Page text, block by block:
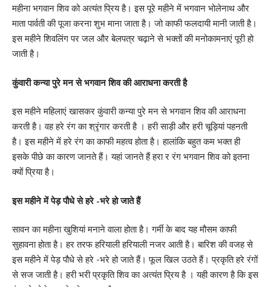
महीना भगवान शिव को अत्यंत प्रिय है। इस पूरे महीने में भगवान भोलेनाथ और
माता पार्वती की पूजा करना शुभ माना जाता है। जो काफी फलदायी मानी जाती है।
इस महीने शिवलिंग पर जल और बेलपत्र चढ़ाने से भक्तों की मनोकामनाएं पूरी हो
जाती है।
कुंवारी कन्या पुरे मन से भगवान शिव की आराधना करती है
इस महीने महिलाएं खासकर कुंवारी कन्या पुरे मन से भगवान शिव की आराधना
करती है। वह हरे रंग का श्रृंगार करती है । हरी साड़ी और हरी चूड़ियां पहनती
है। इस महीने में हरे रंग का काफी महत्व होता है। हालांकि बहुत कम भक्त ही
इसके पीछे का कारण जानते हैं। यहां जानते हैं हरा र रंग भगवान शिव को इतना
क्यों प्रिया है।
इस महीने में पेड़ पौधे से हरे -भरे हो जाते हैं
सावन का महीना खुशियां मनाने वाला होता है। गर्मी के बाद यह मौसम काफी
सुहावना होता है। हर तरफ हरियाली हरियाली नजर आती है। बारिश की वजह से
इस महीने में पेड़ पौधे से हरे -भरे हो जाते हैं। फूल खिल उठते हैं। प्रकृति हरे रंगों
से सज जाती है। हरी भरी प्रकृति शिव का अत्यंत प्रिय है । यही कारण है कि इस